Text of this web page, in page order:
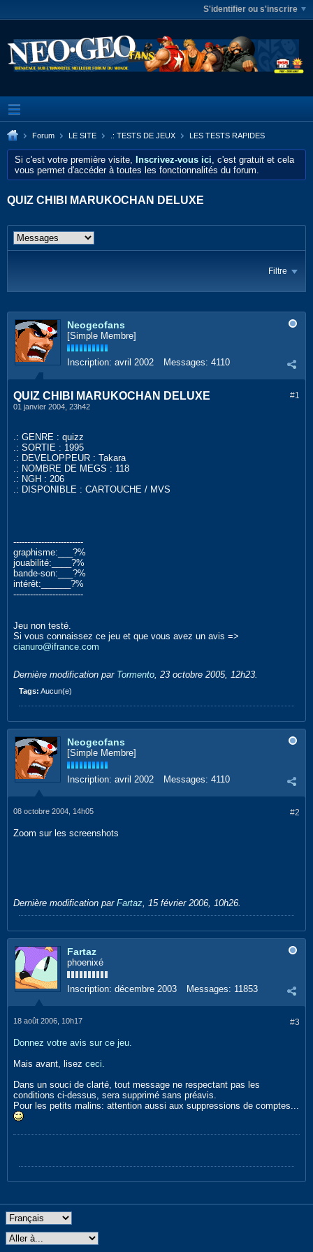
S'identifier ou s'inscrire
Forum LE SITE .: TESTS DE JEUX LES TESTS RAPIDES
Si c'est votre première visite, Inscrivez-vous ici, c'est gratuit et cela
vous permet d'accéder à toutes les fonctionnalités du forum.
QUIZ CHIBI MARUKOCHAN DELUXE
Filtre
Neogeofans
[Simple Membre]
Inscription: avril 2002 Messages: 4110
#1
QUIZ CHIBI MARUKOCHAN DELUXE
01 janvier 2004, 23h42
.: GENRE : quizz
.: SORTIE : 1995
.: DEVELOPPEUR : Takara
.: NOMBRE DE MEGS : 118
.: NGH : 206
.: DISPONIBLE : CARTOUCHE / MVS
-------------------------
graphisme:___?%
jouabilité:____?%
bande-son:___?%
intérêt:______?%
-------------------------
Jeu non testé.
Si vous connaissez ce jeu et que vous avez un avis =>
cianuro@ifrance.com
Dernière modification par Tormento, 23 octobre 2005, 12h23.
Tags: Aucun(e)
Neogeofans
[Simple Membre]
Inscription: avril 2002 Messages: 4110
#2
08 octobre 2004, 14h05
Zoom sur les screenshots
Dernière modification par Fartaz, 15 février 2006, 10h26.
Fartaz
phoenixé
Inscription: décembre 2003 Messages: 11853
#3
18 août 2006, 10h17
Donnez votre avis sur ce jeu.
Mais avant, lisez ceci.
Dans un souci de clarté, tout message ne respectant pas les
conditions ci-dessus, sera supprimé sans préavis.
Pour les petits malins: attention aussi aux suppressions de comptes...